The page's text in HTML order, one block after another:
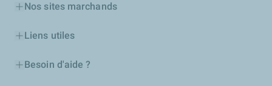
Nos sites marchands
Liens utiles
Besoin d'aide ?